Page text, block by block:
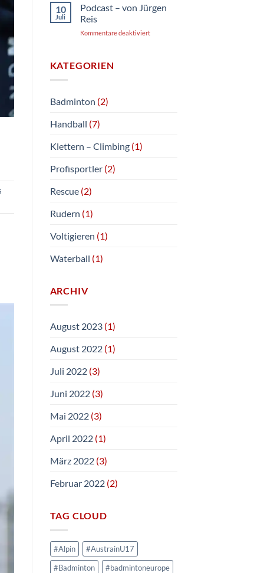
10
Juli
Podcast – von Jürgen
Reis
Kommentare deaktiviertfür
KATEGORIEN
Badminton (2)
Handball (7)
Klettern – Climbing(1)
Profisportler(2)
Rescue(2)
Rudern (1)
Voltigieren (1)
Waterball (1)
ARCHIV
August 2023(1)
August 2022(1)
Juli 2022(3)
Juni 2022(3)
Mai 2022(3)
April 2022(1)
März 2022(3)
Februar 2022(2)
TAG CLOUD
#Alpin
#AustrainU17
#Badminton
#badmintoneurope